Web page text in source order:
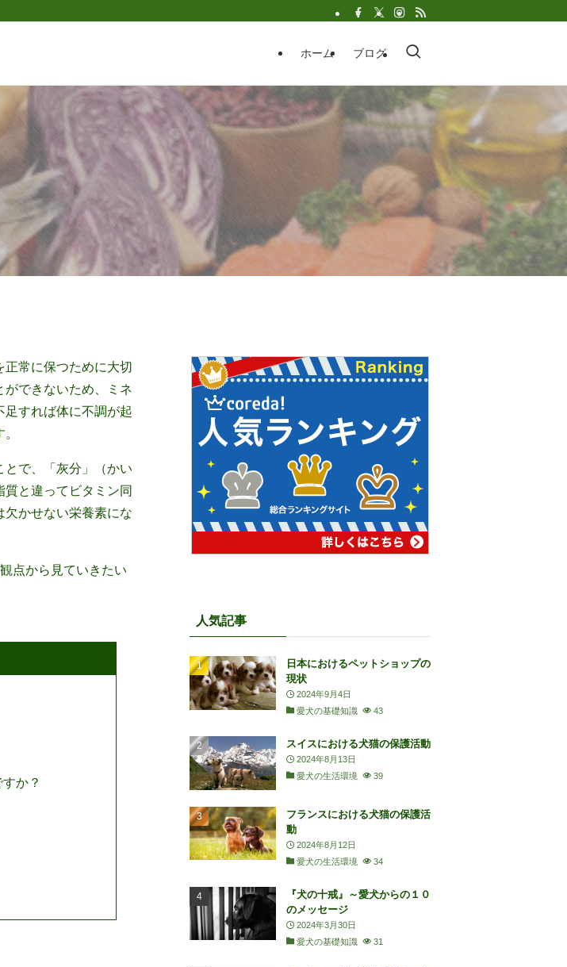
ホーム ブログ
正常に保つために大切
ができないため、ミネ
足すれば体に不調が起
とで、「灰分」（かい
と違ってビタミン同
かせない栄養素にな
点から見ていきたい
か？
人気記事
日本におけるペットショップの
現状
2024年9月4日
愛犬の基礎知識
43
スイスにおける犬猫の保護活動
2024年8月13日
愛犬の生活環境
39
フランスにおける犬猫の保護活
動
2024年8月12日
愛犬の生活環境
34
『犬の十戒』～愛犬からの１０
のメッセージ
2024年3月30日
愛犬の基礎知識
31